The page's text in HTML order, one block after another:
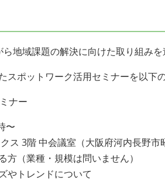
地域課題の解決に向けた取り組みを
ポットワーク活用セミナーを以下
ナー
〜
ス 3階 中会議室（大阪府河内長野市
（業種・規模は問いません）
やトレンドについて